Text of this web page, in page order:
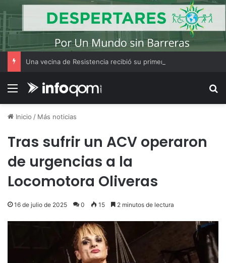
Menú
Inicio / Más noticias
Tras sufrir un ACV operaron
de urgencias a la
Locomotora Oliveras
16 de julio de 2025 0 15 2 minutos de lectura